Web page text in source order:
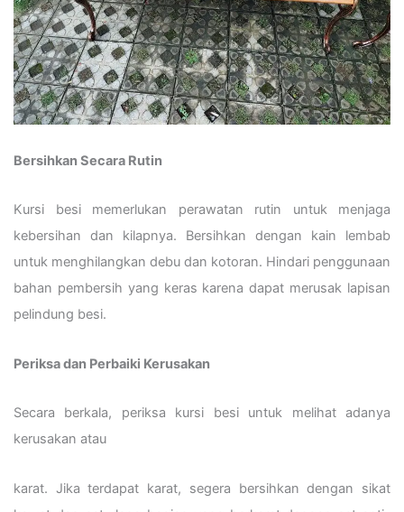
Bersihkan Secara Rutin
Kursi besi memerlukan perawatan rutin untuk menjaga
kebersihan dan kilapnya. Bersihkan dengan kain lembab
untuk menghilangkan debu dan kotoran. Hindari penggunaan
bahan pembersih yang keras karena dapat merusak lapisan
pelindung besi.
Periksa dan Perbaiki Kerusakan
Secara berkala, periksa kursi besi untuk melihat adanya
kerusakan atau
karat. Jika terdapat karat, segera bersihkan dengan sikat